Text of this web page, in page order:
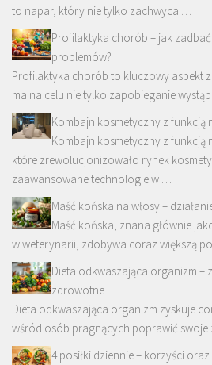
to napar, który nie tylko zachwyca …
Profilaktyka chorób – jak
problemów?
Profilaktyka chorób to kluczowy aspekt
ma na celu nie tylko zapobieganie
Kombajn kosmetyczny z funkcją
Kombajn kosmetyczny z funkcją
które zrewolucjonizowało rynek
zaawansowane technologie w …
Maść końska na włosy –
Maść końska, znana głównie
w weterynarii, zdobywa coraz większą
Dieta odkwaszająca organizm –
zdrowotne
Dieta odkwaszająca organizm zyskuje
wśród osób pragnących poprawić swoje
4 posiłki dziennie – korzyści